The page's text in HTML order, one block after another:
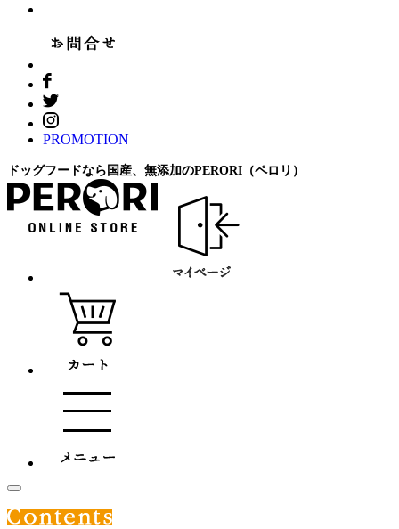
PROMOTION
ドッグフードなら国産、無添加のPERORI（ペロリ）